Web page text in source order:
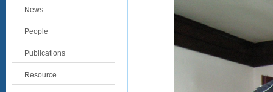
News
People
Publications
Resource